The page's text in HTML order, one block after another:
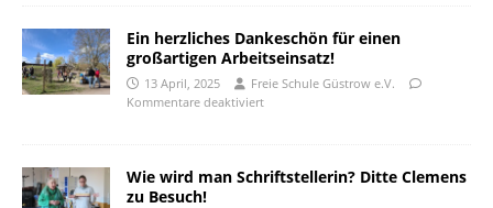
Ein herzliches Dankeschön für einen
großartigen Arbeitseinsatz!
13 April, 2025
Freie Schule Güstrow e.V.
Kommentare deaktiviert
Wie wird man Schriftstellerin? Ditte Clemens
zu Besuch!